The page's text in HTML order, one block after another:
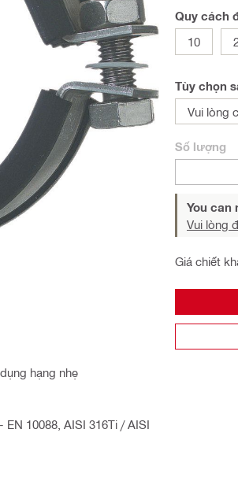
hạng nhẹ
EN 10088, AISI 316Ti / AISI
Quy cách
10
Tùy chọn
Vui lòng
Số lượng
You can
Vui lòng
Giá chiết